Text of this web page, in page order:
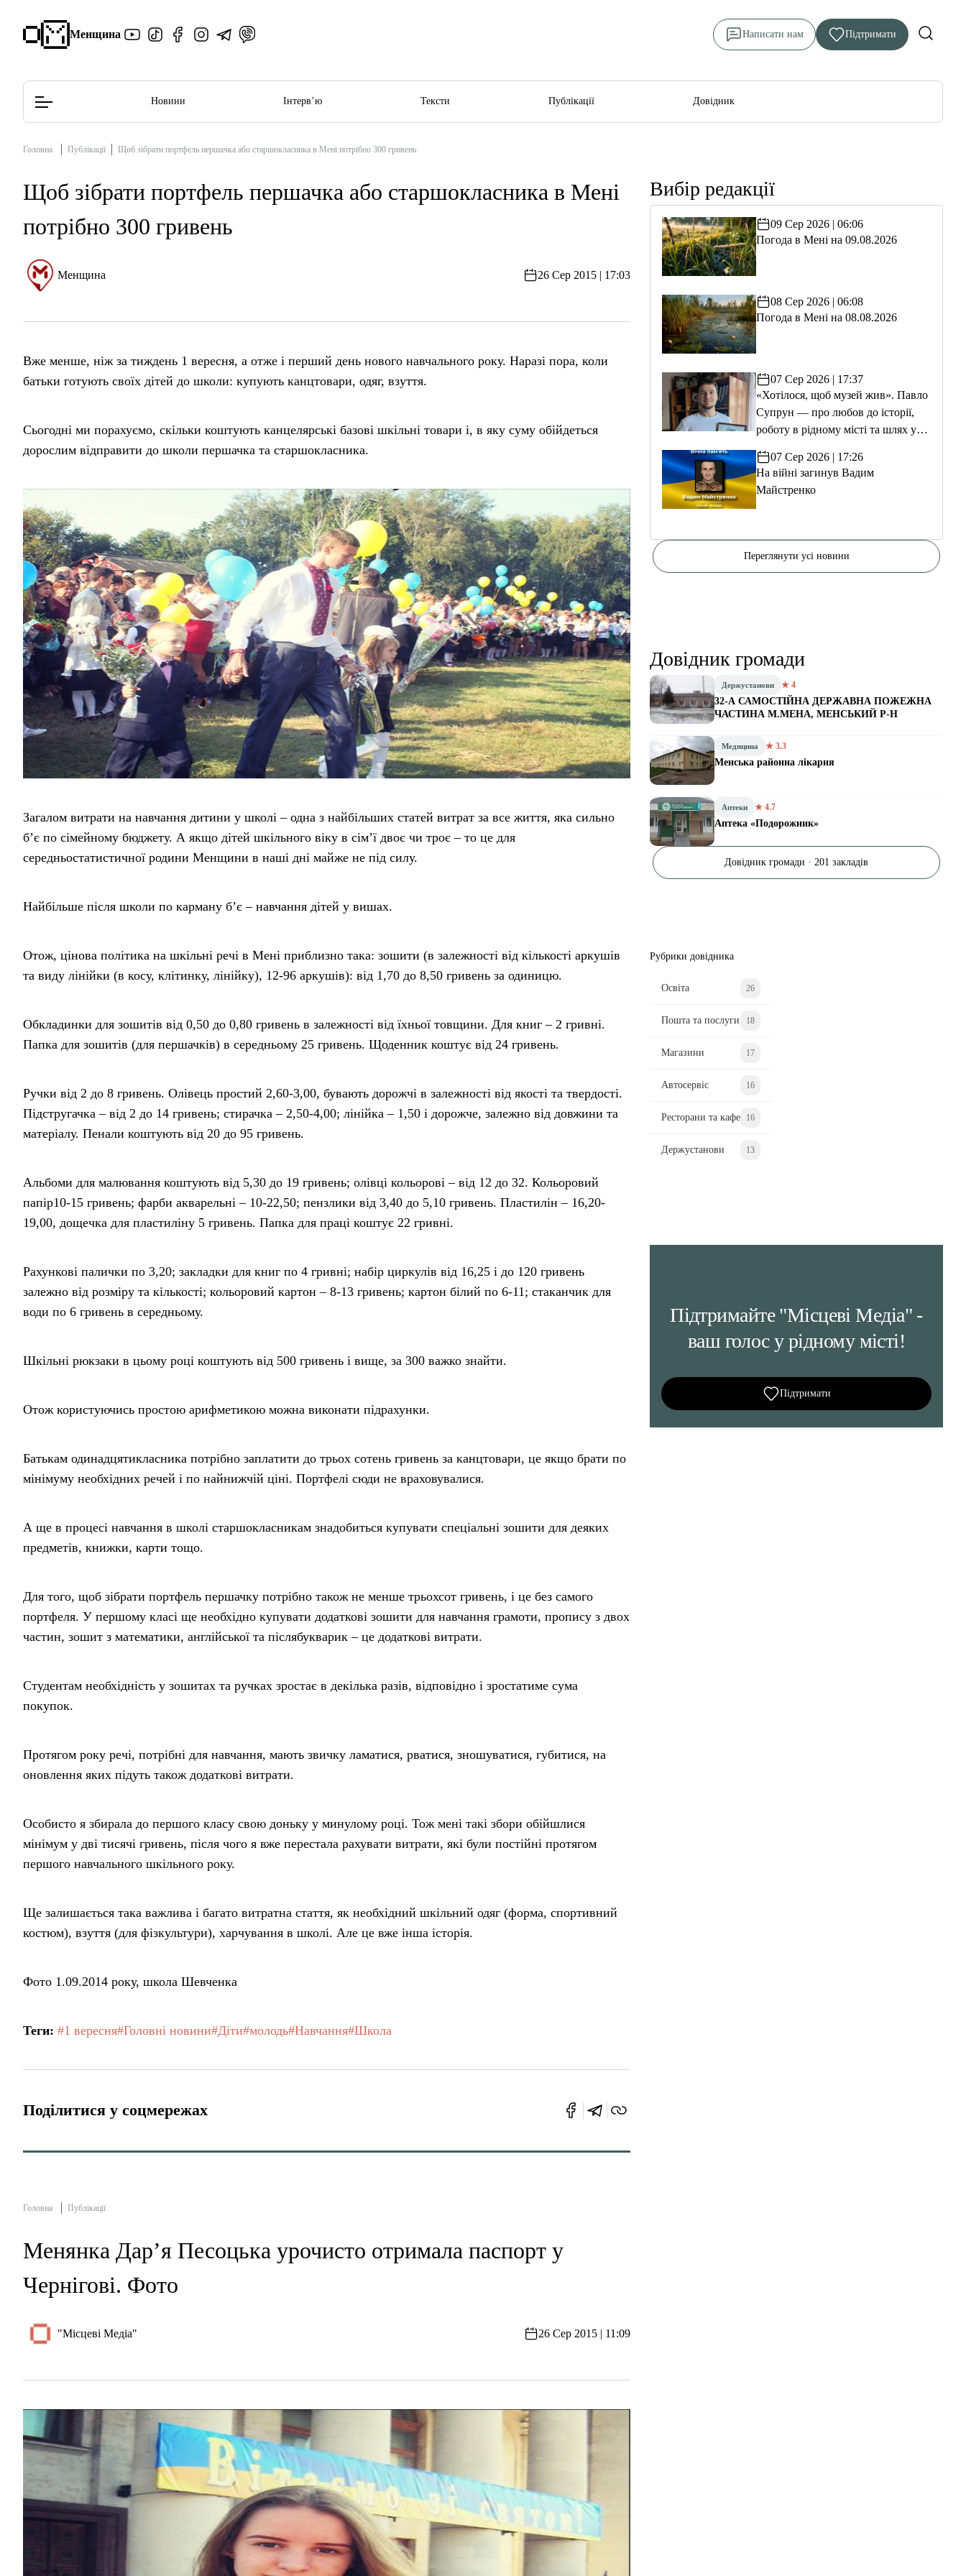
Менщина Написати нам Підтримати
Редакційна політика
Новини Інтерв’ю Тексти Публікації Довідник
Головна Публікації Щоб зібрати портфель першачка або старшокласника в Мені потрібно 300 гривень
Щоб зібрати портфель першачка або старшокласника в Мені
потрібно 300 гривень
Менщина 26 Сер 2015 | 17:03
Вже менше, ніж за тиждень 1 вересня, а отже і перший день нового навчального року. Наразі пора, коли
батьки готують своїх дітей до школи: купують канцтовари, одяг, взуття.
Сьогодні ми порахуємо, скільки коштують канцелярські базові шкільні товари і, в яку суму обійдеться
дорослим відправити до школи першачка та старшокласника.
Загалом витрати на навчання дитини у школі – одна з найбільших статей витрат за все життя, яка сильно
б’є по сімейному бюджету. А якщо дітей шкільного віку в сім’ї двоє чи троє – то це для
середньостатистичної родини Менщини в наші дні майже не під силу.
Найбільше після школи по карману б’є – навчання дітей у вишах.
Отож, цінова політика на шкільні речі в Мені приблизно така: зошити (в залежності від кількості аркушів
та виду лінійки (в косу, клітинку, лінійку), 12-96 аркушів): від 1,70 до 8,50 гривень за одиницю.
Обкладинки для зошитів від 0,50 до 0,80 гривень в залежності від їхньої товщини. Для книг – 2 гривні.
Папка для зошитів (для першачків) в середньому 25 гривень. Щоденник коштує від 24 гривень.
Ручки від 2 до 8 гривень. Олівець простий 2,60-3,00, бувають дорожчі в залежності від якості та твердості.
Підстругачка – від 2 до 14 гривень; стирачка – 2,50-4,00; лінійка – 1,50 і дорожче, залежно від довжини та
матеріалу. Пенали коштують від 20 до 95 гривень.
Альбоми для малювання коштують від 5,30 до 19 гривень; олівці кольорові – від 12 до 32. Кольоровий
папір10-15 гривень; фарби акварельні – 10-22,50; пензлики від 3,40 до 5,10 гривень. Пластилін – 16,20-
19,00, дощечка для пластиліну 5 гривень. Папка для праці коштує 22 гривні.
Рахункові палички по 3,20; закладки для книг по 4 гривні; набір циркулів від 16,25 і до 120 гривень
залежно від розміру та кількості; кольоровий картон – 8-13 гривень; картон білий по 6-11; стаканчик для
води по 6 гривень в середньому.
Шкільні рюкзаки в цьому році коштують від 500 гривень і вище, за 300 важко знайти.
Отож користуючись простою арифметикою можна виконати підрахунки.
Батькам одинадцятикласника потрібно заплатити до трьох сотень гривень за канцтовари, це якщо брати по
мінімуму необхідних речей і по найнижчій ціні. Портфелі сюди не враховувалися.
А ще в процесі навчання в школі старшокласникам знадобиться купувати спеціальні зошити для деяких
предметів, книжки, карти тощо.
Для того, щоб зібрати портфель першачку потрібно також не менше трьохсот гривень, і це без самого
портфеля. У першому класі ще необхідно купувати додаткові зошити для навчання грамоти, пропису з двох
частин, зошит з математики, англійської та післябукварик – це додаткові витрати.
Студентам необхідність у зошитах та ручках зростає в декілька разів, відповідно і зростатиме сума
покупок.
Протягом року речі, потрібні для навчання, мають звичку ламатися, рватися, зношуватися, губитися, на
оновлення яких підуть також додаткові витрати.
Особисто я збирала до першого класу свою доньку у минулому році. Тож мені такі збори обійшлися
мінімум у дві тисячі гривень, після чого я вже перестала рахувати витрати, які були постійні протягом
першого навчального шкільного року.
Ще залишається така важлива і багато витратна стаття, як необхідний шкільний одяг (форма, спортивний
костюм), взуття (для фізкультури), харчування в школі. Але це вже інша історія.
Фото 1.09.2014 року, школа Шевченка
Теги: #1 вересня#Головні новини#Діти#молодь#Навчання#Школа
Поділитися у соцмережах
Головна Публікації
Менянка Дар’я Песоцька урочисто отримала паспорт у
Чернігові. Фото
"Місцеві Медіа" 26 Сер 2015 | 11:09
Вибір редакції
09 Сер 2026 | 06:06
Погода в Мені на 09.08.2026
08 Сер 2026 | 06:08
Погода в Мені на 08.08.2026
07 Сер 2026 | 17:37
«Хотілося, щоб музей жив». Павло
Супрун — про любов до історії,
роботу в рідному місті та шлях у
07 Сер 2026 | 17:26
На війні загинув Вадим
Майстренко
Переглянути усі новини
Довідник громади
Держустанови ★ 4
32-А САМОСТІЙНА ДЕРЖАВНА ПОЖЕЖНА
ЧАСТИНА М.МЕНА, МЕНСЬКИЙ Р-Н
Медицина ★ 3.3
Менська районна лікарня
Аптеки ★ 4.7
Аптека «Подорожник»
Довідник громади · 201 закладів
Рубрики довідника
Освіта 26
Пошта та послуги 18
Магазини 17
Автосервіс 16
Ресторани та кафе 16
Держустанови 13
Підтримайте "Місцеві Медіа" -
ваш голос у рідному місті!
Підтримати